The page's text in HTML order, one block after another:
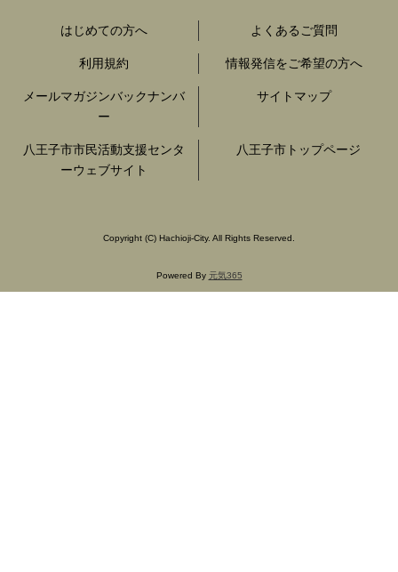
はじめての方へ よくあるご質問
利用規約 情報発信をご希望の方へ
メールマガジンバックナンバ
ー
サイトマップ
八王子市市民活動支援センタ
ーウェブサイト
八王子市トップページ
Copyright (C) Hachioji-City. All Rights Reserved.
Powered By 元気365